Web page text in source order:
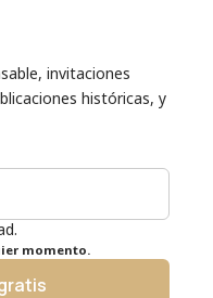
invitaciones
históricas, y
momento.